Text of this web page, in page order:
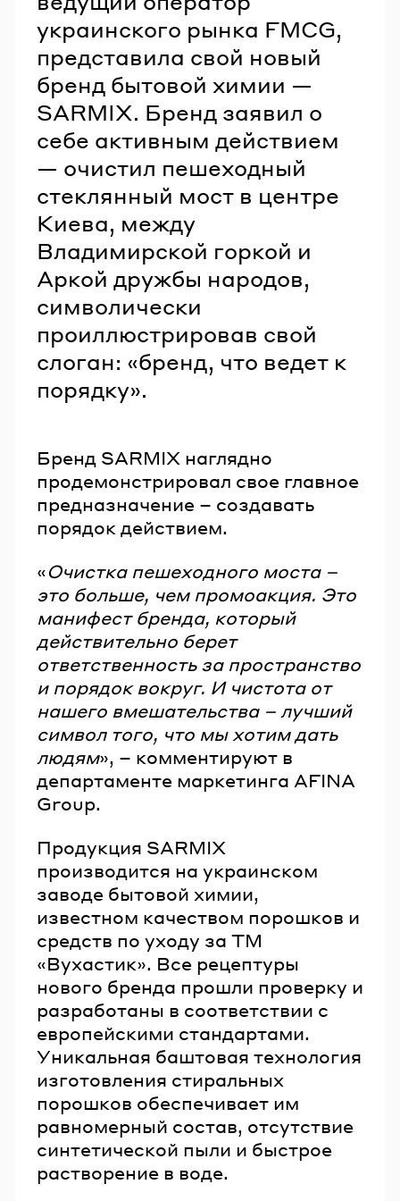
украинского рынка FMCG,
представила свой новый
бренд бытовой химии —
SARMIX. Бренд заявил о
себе активным действием
— очистил пешеходный
стеклянный мост в центре
Киева, между
Владимирской горкой и
Аркой дружбы народов,
символически
проиллюстрировав свой
слоган: «бренд, что ведет к
порядку».
Бренд SARMIX наглядно
продемонстрировал свое главное
предназначение – создавать
порядок действием.
«Очистка пешеходного моста –
это больше, чем промоакция. Это
манифест бренда, который
действительно берет
ответственность за пространство
и порядок вокруг. И чистота от
нашего вмешательства – лучший
символ того, что мы хотим дать
людям», – комментируют в
департаменте маркетинга AFINA
Group.
Продукция SARMIX
производится на украинском
заводе бытовой химии,
известном качеством порошков и
средств по уходу за ТМ
«Вухастик». Все рецептуры
нового бренда прошли проверку и
разработаны в соответствии с
европейскими стандартами.
Уникальная баштовая технология
изготовления стиральных
порошков обеспечивает им
равномерный состав, отсутствие
синтетической пыли и быстрое
растворение в воде.